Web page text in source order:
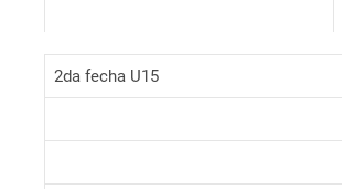
2da fecha U15